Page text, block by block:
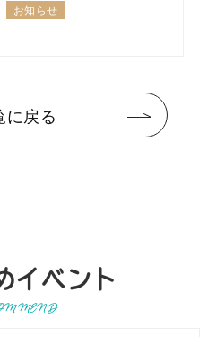
お知らせ
に戻る
イベント